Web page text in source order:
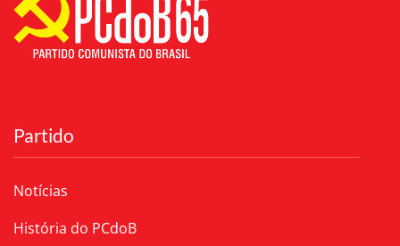
Partido
Notícias
História do PCdoB